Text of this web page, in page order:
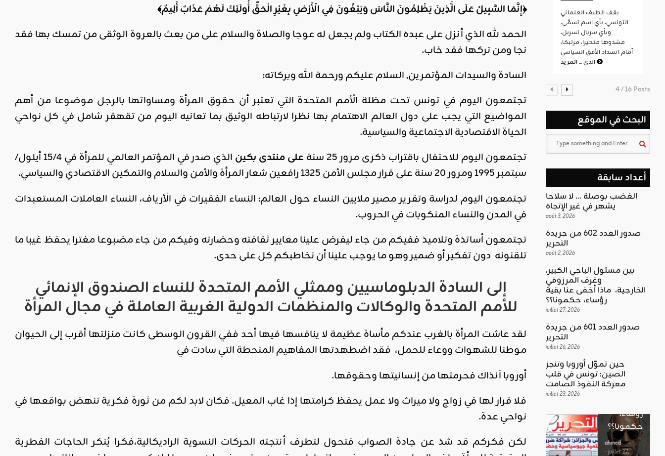
﴿إِنَّمَا السَّبِيلُ عَلَى الَّذِينَ يَظْلِمُونَ النَّاسَ وَيَبْغُونَ فِي الْأَرْضِ بِغَيْرِ الْحَقِّ أُولَئِكَ لَهُمْ عَذَابٌ أَلِيمٌ﴾
الحمد لله الذي أنزل على عبده الكتاب ولم يجعل له عوجا والصلاة والسلام على من بعث بالعروة الوثقى من تمسك بها فقد
نجا ومن تركها فقد خاب.
السادة والسيدات المؤتمرين, السلام عليكم ورحمة الله وبركاته:
تجتمعون اليوم في تونس تحت مظلة الْأمم المتحدة التي تعتبر أن حقوق المرأة ومساواتها بالرجل موضوعا من أهم
المواضيع التي يجب على دول العالم الاهتمام بها نظرا لارتباطه الوثيق بما تعانيه اليوم من تقهقر شامل في كل نواحي
الحياة الاقتصادية الاجتماعية والسياسية.
تجتمعون اليوم للاحتفال باقتراب ذكرى مرور 25 سنة
علىمنتدى بكين
الذي صدر في المؤتمر العالمي للمرأة في 15/4 أيلول/
سبتمبر 1995 ومرور 20 سنة على قرار مجلس الأمن 1325 رافعين شعار المرأة والأمن والسلام والتمكين الاقتصادي والسياسي.
تجتمعون اليوم لدراسة وتقرير مصير ملايين النساء حول العالم: النساء الفقيرات في الْأرياف، النساء العاملات المستعبدات
في المدن والنساء المنكوبات في الحروب.
تجتمعون أساتذة وتلاميذ ففيكم من جاء ليفرض علينا معايير ثقافته وحضارته وفيكم من جاء مضبوعا مغترا يحفظ غيبا ما
تلقنونه دون تفكير أو ضمير وهو ما يوجب علينا أن نخاطبكم كل على حدى.
إلى السادة الدبلوماسيينوممثلي الأمم المتحدة للنساء الصندوق الإنمائي
للأمم المتحدةوالوكالاتوالمنظمات الدولية الغربية العاملةفي مجال المرأة
لقد عاشت المرأة بالغرب عندكم مأساة عظيمة لا ينافسها فيها أحد ففي القرون الوسطى كانت منزلتها أقرب إلى الحيوان
موطنا للشهوات ووعاء للحمل، فقد اضطهدتها المفاهيم المنحطة التي سادت في
أوروبا آنذاك فحرمتها من إنسانيتها وحقوقها.
فلا قرار لها في زواج ولا ميراث ولا عمل يحفظ كرامتها إذا غاب المعيل. فكان لابد لكم من ثورة فكرية تنهض بواقعها في
نواحي عدة.
لكن فكركم قد شذ عن جادة الصواب فتحول لتطرف أنتجته الحركات النسوية الراديكالية،فكرا يُنكر الحاجات الفطرية
يقف الطيف العلماني
التونسي، بأي اسم تسمّى،
وبأي سربال تسربل،
مشدوها متحيرا، مرتبكا،
أمام انسداد الأفق السياسي
الذي ...المزيد
4 / 16 Posts
البحث في الموقع
أعداد سابقة
الغضب بوصلة … لا سلاحا
يشهر في غير الإتجاه
août 3, 2026
صدور العدد 602 من جريدة
التحرير
août 2, 2026
بين مسئول الباجي الكبير،
وغرف المرزوقي
الخارجية، ماذا أخفى عنا بقية
رؤساء، حكمونا؟؟
juillet 27, 2026
صدور العدد 601 من جريدة
التحرير
juillet 26, 2026
حين تموّل أوروبا وتنجز
الصين: تونس في قلب
معركة النفوذ الصامت
juillet 23, 2026
اقليمي ودولي
حين تموّل
أوروبا
وتنجز
الصين:
تونس في
قلب
النفوذ
الصامت
2026
0
اقليمي ودولي
الغضب
لا سلاحا
غير الإتجاه
ahmed
- août 3, 2026
بين
الباجي
المرزوقي
الخارجية،
ماذا أخفى
رؤساء،
حكمونا؟؟
ahmed
- juillet 27,